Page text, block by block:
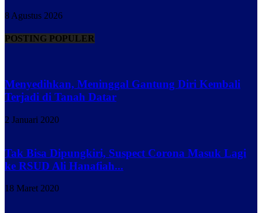
8 Agustus 2026
POSTING POPULER
Menyedihkan, Meninggal Gantung Diri Kembali
Terjadi di Tanah Datar
2 Januari 2020
Tak Bisa Dipungkiri, Suspect Corona Masuk Lagi
ke RSUD Ali Hanafiah...
18 Maret 2020